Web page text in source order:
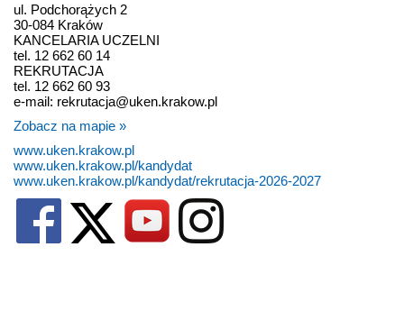
ul. Podchorążych 2
30-084 Kraków
KANCELARIA UCZELNI
tel. 12 662 60 14
REKRUTACJA
tel. 12 662 60 93
e-mail: rekrutacja@uken.krakow.pl
Zobacz na mapie »
www.uken.krakow.pl
www.uken.krakow.pl/kandydat
www.uken.krakow.pl/kandydat/rekrutacja-2026-2027